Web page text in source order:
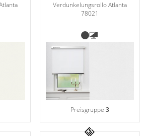
Verdunkelungsrollo Atlanta
78021
Preisgruppe 3